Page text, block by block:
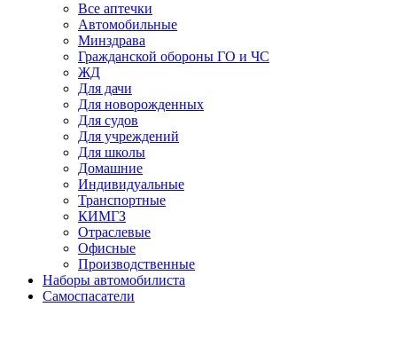
Все аптечки
Автомобильные
Минздрава
Гражданской обороны ГО и ЧС
ЖД
Для дачи
Для новорожденных
Для судов
Для учреждений
Для школы
Домашние
Индивидуальные
Транспортные
КИМГЗ
Отраслевые
Офисные
Производственные
Наборы автомобилиста
Самоспасатели